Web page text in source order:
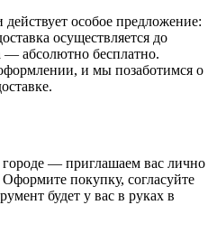
особое предложение:
осуществляется до
— абсолютно бесплатно.
и мы позаботимся о
— приглашаем вас лично
покупку, согласуйте
будет у вас в руках в